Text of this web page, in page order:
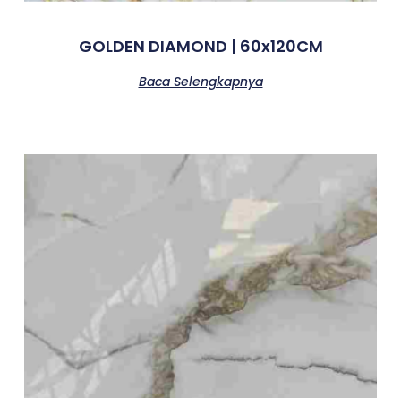
GOLDEN DIAMOND | 60x120CM
Baca Selengkapnya